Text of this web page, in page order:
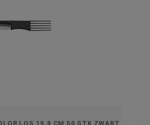
LOS 19,8 CM 50 STK ZWART